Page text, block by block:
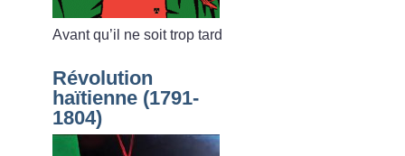
Avant qu’il ne soit trop tard
Révolution
haïtienne (1791-
1804)